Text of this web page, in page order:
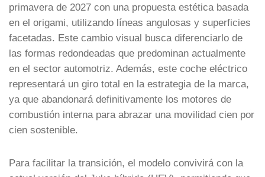
primavera de 2027 con una propuesta estética basada
en el origami, utilizando líneas angulosas y superficies
facetadas. Este cambio visual busca diferenciarlo de
las formas redondeadas que predominan actualmente
en el sector automotriz. Además, este coche eléctrico
representará un giro total en la estrategia de la marca,
ya que abandonará definitivamente los motores de
combustión interna para abrazar una movilidad cien por
cien sostenible.
Para facilitar la transición, el modelo convivirá con la